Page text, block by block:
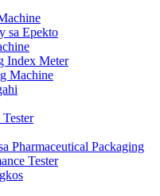
sa Epekto
Index Meter
Machine
Tester
Pharmaceutical Packaging
Tester